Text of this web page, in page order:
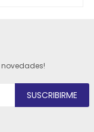
novedades!
SUSCRIBIRME